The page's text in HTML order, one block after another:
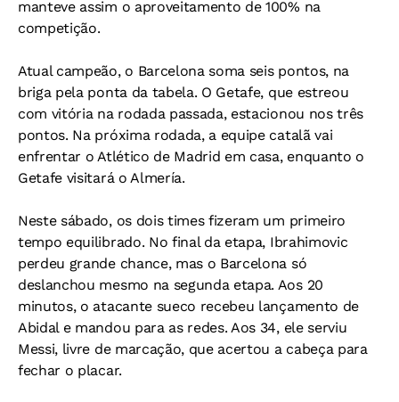
manteve assim o aproveitamento de 100% na
competição.
Atual campeão, o Barcelona soma seis pontos, na
briga pela ponta da tabela. O Getafe, que estreou
com vitória na rodada passada, estacionou nos três
pontos. Na próxima rodada, a equipe catalã vai
enfrentar o Atlético de Madrid em casa, enquanto o
Getafe visitará o Almería.
Neste sábado, os dois times fizeram um primeiro
tempo equilibrado. No final da etapa, Ibrahimovic
perdeu grande chance, mas o Barcelona só
deslanchou mesmo na segunda etapa. Aos 20
minutos, o atacante sueco recebeu lançamento de
Abidal e mandou para as redes. Aos 34, ele serviu
Messi, livre de marcação, que acertou a cabeça para
fechar o placar.